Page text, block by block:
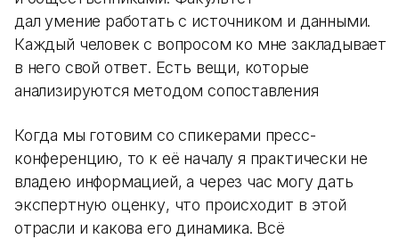
дал умение работать с источником и данными.
Каждый человек с вопросом ко мне закладывает
в него свой ответ. Есть вещи, которые
анализируются методом сопоставления
Когда мы готовим со спикерами пресс-
конференцию, то к её началу я практически не
владею информацией, а через час могу дать
экспертную оценку, что происходит в этой
отрасли и какова его динамика. Всё